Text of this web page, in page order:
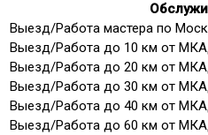
Выезд/Работа мастера по
Выезд/Работа до 10 км от
Выезд/Работа до 20 км от
Выезд/Работа до 30 км от
Выезд/Работа до 40 км от
Выезд/Работа до 60 км от